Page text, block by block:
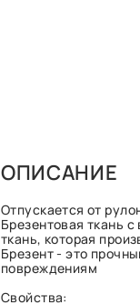
ОПИСАНИЕ
Отпускается от
Брезентовая ткань
ткань, которая
Брезент - это
повреждениям
Свойства: